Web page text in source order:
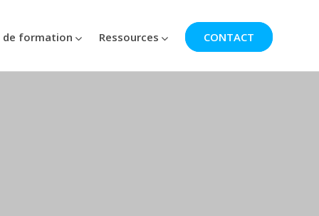
de formation Ressources CONTACT